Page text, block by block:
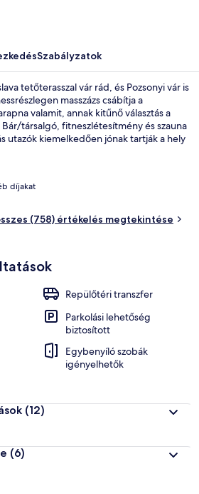
Szabályzatok
tetőterasszal vár rád, és Pozsonyi vár is
masszázs csábítja a
valamit, annak kitűnő választás a
társalgó, fitneszlétesítmény és szauna
utazók kiemelkedően jónak tartják a hely
díjakat
(758) értékelés megtekintése
Repülőtéri transzfer
Parkolási lehetőség
biztosított
Egybenyíló szobák
igényelhetők
(12)
(6)